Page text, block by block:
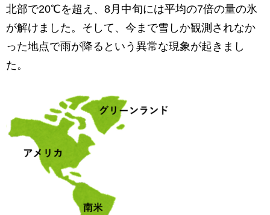
北部で20℃を超え、8月中旬には平均の7倍の量の氷
が解けました。そして、今まで雪しか観測されなか
った地点で雨が降るという異常な現象が起きまし
た。